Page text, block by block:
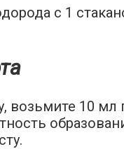
с 1
возьмите 10